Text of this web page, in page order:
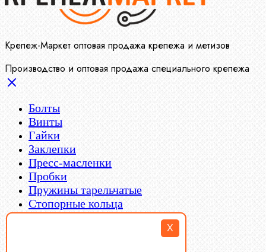
X
Крепеж-Маркет оптовая продажа крепежа и метизов
Производство и оптовая продажа специального крепежа
Болты
Винты
Гайки
Заклепки
Пресс-масленки
Пробки
Пружины тарельчатые
Стопорные кольца
Такелаж